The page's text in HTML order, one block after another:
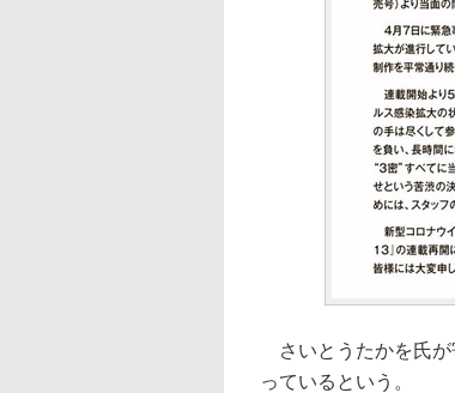
さいとうたかを氏が
っているという。